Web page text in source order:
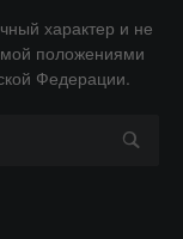
характер и не
положениями
Федерации.